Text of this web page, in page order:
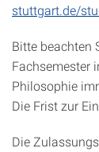
stuttgart.de/
Bitte beachten
Fachsemester
Philosophie
Die Frist zur
Die